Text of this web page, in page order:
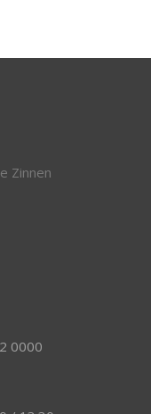
Zinnen
0000